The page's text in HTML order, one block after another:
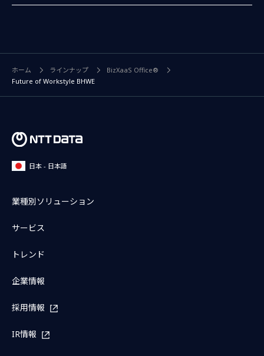
ホーム ラインナップ
BizXaaS Office®
Future of Workstyle BHWE
日本 - 日本語
業種別ソリューション
サービス
トレンド
企業情報
採用情報
IR情報